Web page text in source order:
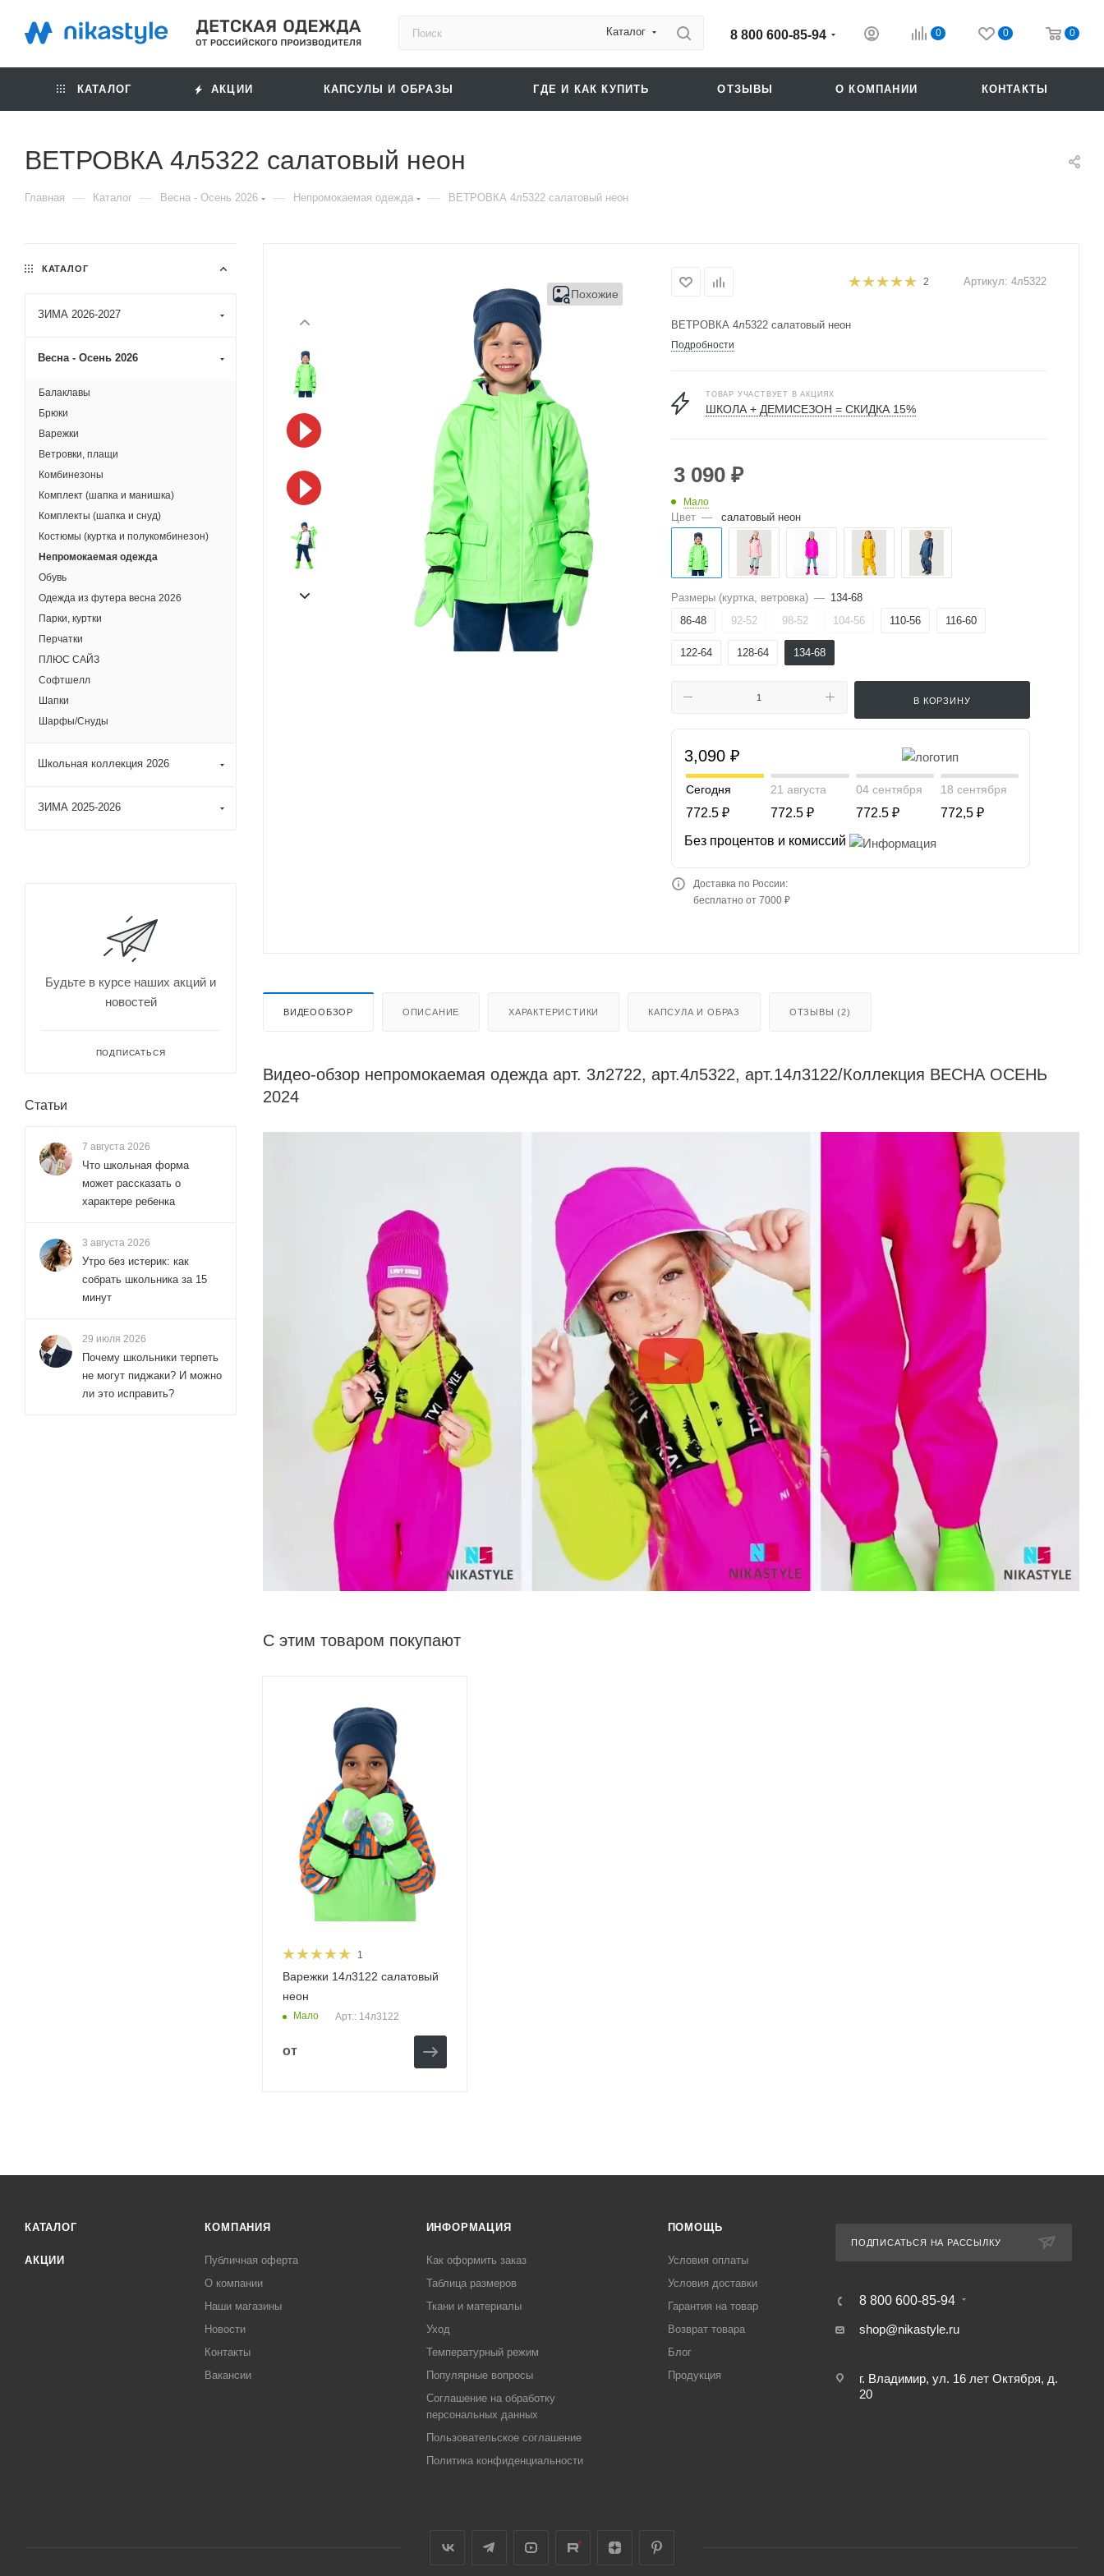
Каталог 8 800 600-85-94 0 0 0
КАТАЛОГ АКЦИИ КАПСУЛЫ И ОБРАЗЫ ГДЕ И КАК КУПИТЬ ОТЗЫВЫ О КОМПАНИИ КОНТАКТЫ
ВЕТРОВКА 4л5322 салатовый неон
Главная — Каталог — Весна - Осень 2026 — Непромокаемая одежда — ВЕТРОВКА 4л5322 салатовый неон
Похожие
2 Артикул: 4л5322
ВЕТРОВКА 4л5322 салатовый неон
Подробности
ТОВАР УЧАСТВУЕТ В АКЦИЯХ
ШКОЛА + ДЕМИСЕЗОН = СКИДКА 15%
3 090 ₽
Мало
Цвет — салатовый неон
Размеры (куртка, ветровка) — 134-68
86-48
92-52 98-52 104-56 110-56 116-60
122-64 128-64 134-68
В КОРЗИНУ
3,090 ₽
Сегодня
772.5 ₽
21 августа
772.5 ₽
04 сентября
772.5 ₽
18 сентября
772,5 ₽
Без процентов и комиссий
Доставка по России:
бесплатно от 7000 ₽
ВИДЕООБЗОР ОПИСАНИЕ ХАРАКТЕРИСТИКИ КАПСУЛА И ОБРАЗ ОТЗЫВЫ (2)
Видео-обзор непромокаемая одежда арт. 3л2722, арт.4л5322, арт.14л3122/Коллекция ВЕСНА ОСЕНЬ
2024
С этим товаром покупают
1
Варежки 14л3122 салатовый
неон
Мало Арт.: 14л3122
от
КАТАЛОГ
ЗИМА 2026-2027
Весна - Осень 2026
Балаклавы
Брюки
Варежки
Ветровки, плащи
Комбинезоны
Комплект (шапка и манишка)
Комплекты (шапка и снуд)
Костюмы (куртка и полукомбинезон)
Непромокаемая одежда
Обувь
Одежда из футера весна 2026
Парки, куртки
Перчатки
ПЛЮС САЙЗ
Софтшелл
Шапки
Шарфы/Снуды
Школьная коллекция 2026
ЗИМА 2025-2026
Будьте в курсе наших акций и
новостей
ПОДПИСАТЬСЯ
Статьи
7 августа 2026
Что школьная форма
может рассказать о
характере ребенка
3 августа 2026
Утро без истерик: как
собрать школьника за 15
минут
29 июля 2026
Почему школьники терпеть
не могут пиджаки? И можно
ли это исправить?
КАТАЛОГ
АКЦИИ
КОМПАНИЯ
Публичная оферта
О компании
Наши магазины
Новости
Контакты
Вакансии
ИНФОРМАЦИЯ
Как оформить заказ
Таблица размеров
Ткани и материалы
Уход
Температурный режим
Популярные вопросы
Соглашение на обработку
персональных данных
Пользовательское соглашение
Политика конфиденциальности
ПОМОЩЬ
Условия оплаты
Условия доставки
Гарантия на товар
Возврат товара
Блог
Продукция
ПОДПИСАТЬСЯ НА РАССЫЛКУ
8 800 600-85-94
shop@nikastyle.ru
г. Владимир, ул. 16 лет Октября, д.
20